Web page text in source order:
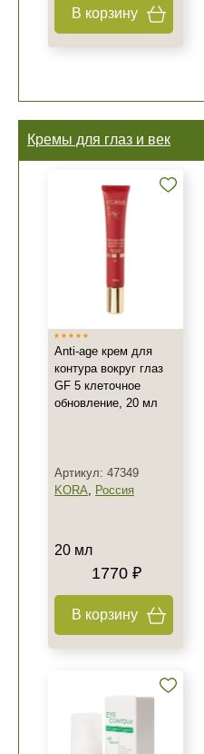
В корзину
Кремы для глаз и век
Anti-age крем для
контура вокруг глаз
GF 5 клеточное
обновление, 20 мл
Артикул: 47349
KORA, Россия
20 мл
1770 ₽
В корзину